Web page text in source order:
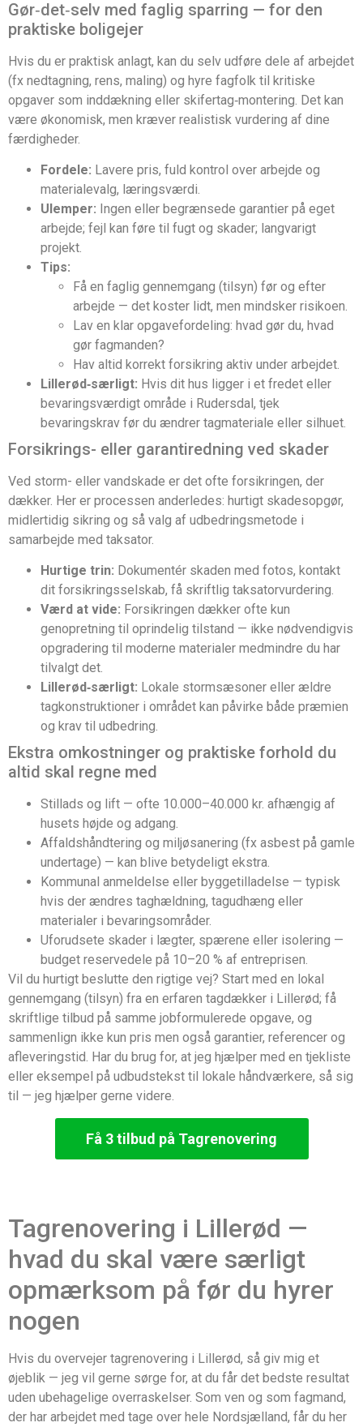
Gør‑det‑selv med faglig sparring — for den
praktiske boligejer
Hvis du er praktisk anlagt, kan du selv udføre dele af arbejdet
(fx nedtagning, rens, maling) og hyre fagfolk til kritiske
opgaver som inddækning eller skifertag‑montering. Det kan
være økonomisk, men kræver realistisk vurdering af dine
færdigheder.
Fordele: Lavere pris, fuld kontrol over arbejde og
materialevalg, læringsværdi.
Ulemper: Ingen eller begrænsede garantier på eget
arbejde; fejl kan føre til fugt og skader; langvarigt
projekt.
Tips:
Få en faglig gennemgang (tilsyn) før og efter
arbejde — det koster lidt, men mindsker risikoen.
Lav en klar opgavefordeling: hvad gør du, hvad
gør fagmanden?
Hav altid korrekt forsikring aktiv under arbejdet.
Lillerød‑særligt: Hvis dit hus ligger i et fredet eller
bevaringsværdigt område i Rudersdal, tjek
bevaringskrav før du ændrer tagmateriale eller silhuet.
Forsikrings- eller garantiredning ved skader
Ved storm- eller vandskade er det ofte forsikringen, der
dækker. Her er processen anderledes: hurtigt skadesopgør,
midlertidig sikring og så valg af udbedringsmetode i
samarbejde med taksator.
Hurtige trin: Dokumentér skaden med fotos, kontakt
dit forsikringsselskab, få skriftlig taksatorvurdering.
Værd at vide: Forsikringen dækker ofte kun
genopretning til oprindelig tilstand — ikke nødvendigvis
opgradering til moderne materialer medmindre du har
tilvalgt det.
Lillerød‑særligt: Lokale stormsæsoner eller ældre
tagkonstruktioner i området kan påvirke både præmien
og krav til udbedring.
Ekstra omkostninger og praktiske forhold du
altid skal regne med
Stillads og lift — ofte 10.000–40.000 kr. afhængig af
husets højde og adgang.
Affaldshåndtering og miljøsanering (fx asbest på gamle
undertage) — kan blive betydeligt ekstra.
Kommunal anmeldelse eller byggetilladelse — typisk
hvis der ændres taghældning, tagudhæng eller
materialer i bevaringsområder.
Uforudsete skader i lægter, spærene eller isolering —
budget reservedele på 10–20 % af entreprisen.
Vil du hurtigt beslutte den rigtige vej? Start med en lokal
gennemgang (tilsyn) fra en erfaren tagdækker i Lillerød; få
skriftlige tilbud på samme jobformulerede opgave, og
sammenlign ikke kun pris men også garantier, referencer og
afleveringstid. Har du brug for, at jeg hjælper med en tjekliste
eller eksempel på udbudstekst til lokale håndværkere, så sig
til — jeg hjælper gerne videre.
Få 3 tilbud på Tagrenovering
Tagrenovering i Lillerød —
hvad du skal være særligt
opmærksom på før du hyrer
nogen
Hvis du overvejer tagrenovering i Lillerød, så giv mig et
øjeblik — jeg vil gerne sørge for, at du får det bedste resultat
uden ubehagelige overraskelser. Som ven og som fagmand,
der har arbejdet med tage over hele Nordsjælland, får du her